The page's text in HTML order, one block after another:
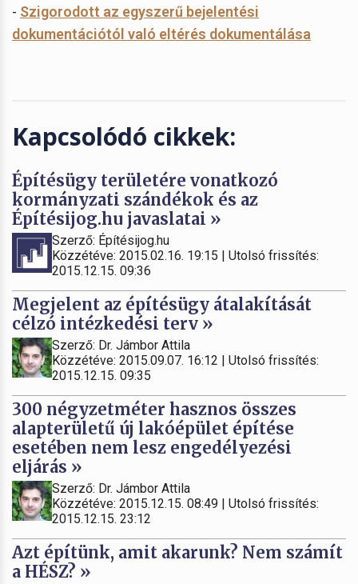
- Szigorodott az egyszerű bejelentési
dokumentációtól való eltérés dokumentálása
Kapcsolódó cikkek:
Építésügy területére vonatkozó
kormányzati szándékok és az
Építésijog.hu javaslatai »
Szerző: Építésijog.hu
Közzétéve: 2015.02.16. 19:15 | Utolsó frissítés:
2015.12.15. 09:36
Megjelent az építésügy átalakítását
célzó intézkedési terv »
Szerző: Dr. Jámbor Attila
Közzétéve: 2015.09.07. 16:12 | Utolsó frissítés:
2015.12.15. 09:35
300 négyzetméter hasznos összes
alapterületű új lakóépület építése
esetében nem lesz engedélyezési
eljárás »
Szerző: Dr. Jámbor Attila
Közzétéve: 2015.12.15. 08:49 | Utolsó frissítés:
2015.12.15. 23:12
Azt építünk, amit akarunk? Nem számít
a HÉSZ? »